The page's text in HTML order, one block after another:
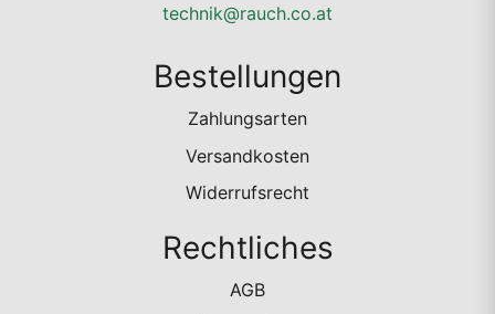
technik@rauch.co.at
Bestellungen
Zahlungsarten
Versandkosten
Widerrufsrecht
Rechtliches
AGB